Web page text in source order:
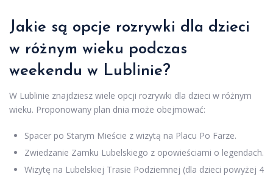
Jakie są opcje rozrywki dla dzieci
w różnym wieku podczas
weekendu w Lublinie?
W Lublinie znajdziesz wiele opcji rozrywki dla dzieci w różnym
wieku. Proponowany plan dnia może obejmować:
Spacer po Starym Mieście z wizytą na Placu Po Farze.
Zwiedzanie Zamku Lubelskiego z opowieściami o legendach.
Wizytę na Lubelskiej Trasie Podziemnej (dla dzieci powyżej 4